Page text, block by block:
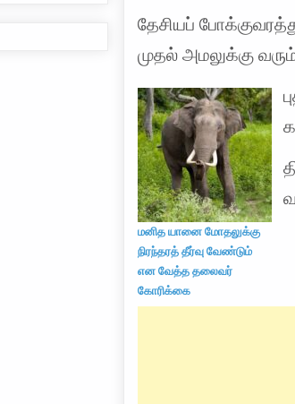
தேசியப்
முதல் அமலுக்கு
மனித யானை மோதலுக்கு
நிரந்தரத் தீர்வு வேண்டும்
என வேத்த தலைவர்
கோரிக்கை